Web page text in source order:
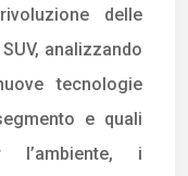
delle
analizzando
tecnologie
e quali
i